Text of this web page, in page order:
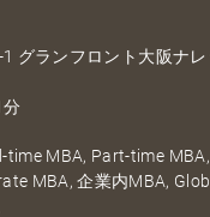
グランフロント大阪ナレ
分
time MBA, Part-time MBA,
MBA, 企業内MBA,